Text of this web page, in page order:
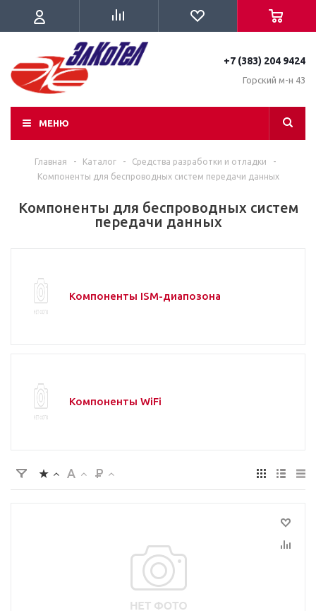
+7 (383) 204 9424
Горский м-н 43
МЕНЮ
Главная - Каталог - Средства разработки и отладки
-
Компоненты для беспроводных систем передачи данных
Компоненты для беспроводных систем
передачи данных
Компоненты ISM-диапозона
Компоненты WiFi